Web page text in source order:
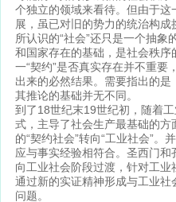
个独立的领域来看待。但由于
展，虽已对旧的势力的统治构
所认识的“社会”还只是一个抽
和国家存在的基础，是社会秩
一“契约”是否真实存在并不重要
出来的必然结果。需要指出的
其推论的基础并无不同。
到了18世纪末19世纪初，随着
式，主导了社会生产最基础的
的“契约社会”转向“工业社会”
应与事实经验相符合。圣西门
向工业社会阶段过渡，针对工
通过新的实证精神形成与工业
问题。